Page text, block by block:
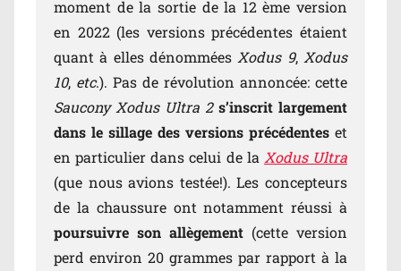
moment de la sortie de la 12 ème version
en 2022 (les versions précédentes étaient
quant à elles dénommées Xodus 9, Xodus
10, etc.). Pas de révolution annoncée: cette
Saucony Xodus Ultra 2 s’inscrit largement
dans le sillage des versions précédentes et
en particulier dans celui de la Xodus Ultra
(que nous avions testée!). Les concepteurs
de la chaussure ont notamment réussi à
poursuivre son allègement (cette version
perd environ 20 grammes par rapport à la